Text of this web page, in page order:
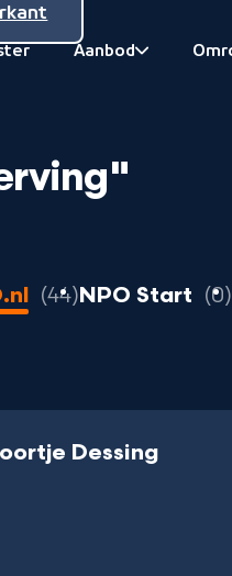
Aanbod
44 resultaten
NPO Start 0
Dessing